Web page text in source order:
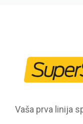
Vaša prva linija